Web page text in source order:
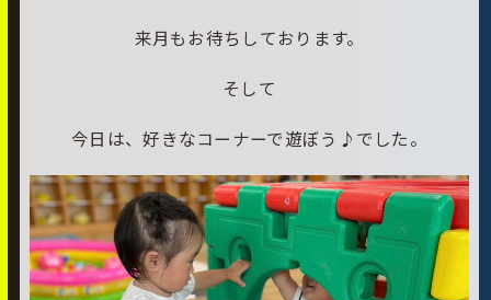
来月もお待ちしております。
そして
今日は、好きなコーナーで遊ぼう♪でした。